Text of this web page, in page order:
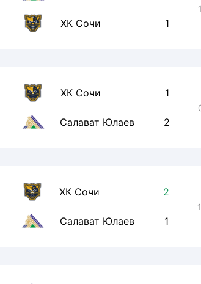
ХК Сочи 1
ХК Сочи 1
Салават Юлаев 2
ХК Сочи 2
Салават Юлаев 1